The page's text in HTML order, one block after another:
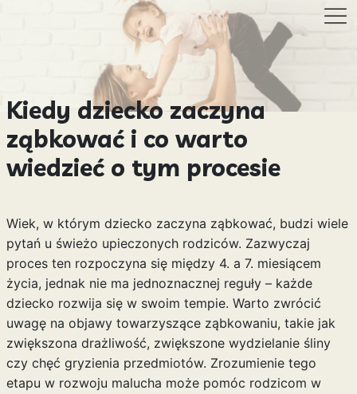
Kiedy dziecko zaczyna
ząbkować i co warto
wiedzieć o tym procesie
Wiek, w którym dziecko zaczyna ząbkować, budzi wiele
pytań u świeżo upieczonych rodziców. Zazwyczaj
proces ten rozpoczyna się między 4. a 7. miesiącem
życia, jednak nie ma jednoznacznej reguły – każde
dziecko rozwija się w swoim tempie. Warto zwrócić
uwagę na objawy towarzyszące ząbkowaniu, takie jak
zwiększona drażliwość, zwiększone wydzielanie śliny
czy chęć gryzienia przedmiotów. Zrozumienie tego
etapu w rozwoju malucha może pomóc rodzicom w